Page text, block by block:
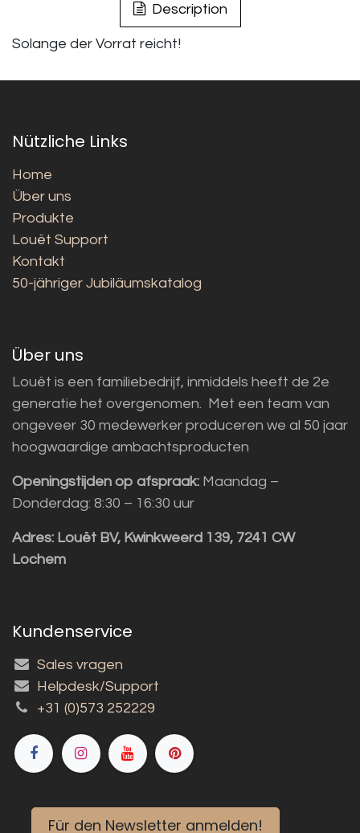
Description
Solange der Vorrat reicht!
Nützliche Links
Home
Über uns
Produkte
Louët Support
Kontakt
50-jähriger Jubiläumskatalog
Über uns
Louët is een familiebedrijf, inmiddels heeft de 2e
generatie het overgenomen. Met een team van
ongeveer 30 medewerker produceren we al 50 jaar
hoogwaardige ambachtsproducten
Openingstijden op afspraak: Maandag –
Donderdag: 8:30 – 16:30 uur
Adres: Louët BV, Kwinkweerd 139, 7241 CW
Lochem
Kundenservice
Sales vragen
Helpdesk/Support
+31 (0)573 252229
Für den Newsletter anmelden!